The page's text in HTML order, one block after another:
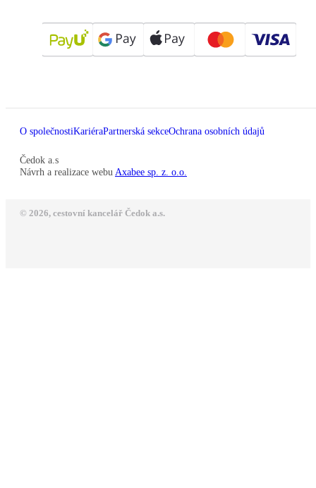
O společnostiKariéraPartnerská sekceOchrana osobních údajů
Čedok a.s
Návrh a realizace webu Axabee sp. z. o.o.
© 2026, cestovní kancelář Čedok a.s.